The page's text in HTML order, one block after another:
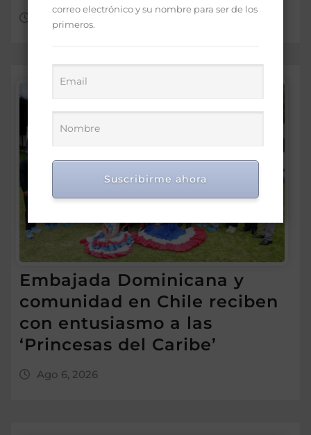
Ago 6, 2026
Embajada Dominicana y
comunidad en Chile reciben
con entusiasmo a las
‘Princesas del Caribe’
Ago 6, 2026
correo electrónico y su nombre para ser de los
primeros.
Suscribirme ahora